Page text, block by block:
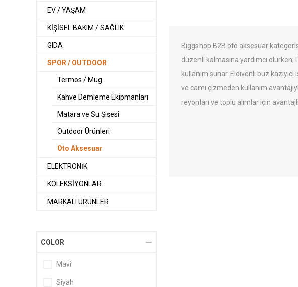
Biggshop B2B oto aksesuar
düzenli kalmasına yardımcı olurken;
kullanım sunar. Eldivenli buz
ve camı çizmeden kullanım
reyonları ve toplu alımlar için
EV / YAŞAM
KİŞİSEL BAKIM / SAĞLIK
GIDA
SPOR / OUTDOOR
Termos / Mug
Kahve Demleme Ekipmanları
Matara ve Su Şişesi
Outdoor Ürünleri
Oto Aksesuar
ELEKTRONİK
KOLEKSİYONLAR
MARKALI ÜRÜNLER
COLOR
Mavi
Siyah